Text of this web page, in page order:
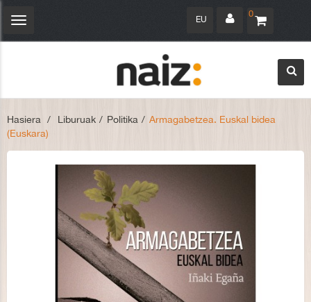
0
EU
Navegación
Hasiera > Liburuak > Politika > Armagabetzea. Euskal bidea
(Euskara)